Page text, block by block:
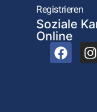
Registrieren
Soziale
Online